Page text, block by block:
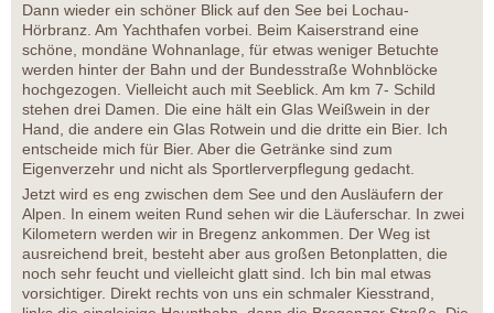
Dann wieder ein schöner Blick auf den See bei Lochau-
Hörbranz. Am Yachthafen vorbei. Beim Kaiserstrand eine
schöne, mondäne Wohnanlage, für etwas weniger Betuchte
werden hinter der Bahn und der Bundesstraße Wohnblöcke
hochgezogen. Vielleicht auch mit Seeblick. Am km 7- Schild
stehen drei Damen. Die eine hält ein Glas Weißwein in der
Hand, die andere ein Glas Rotwein und die dritte ein Bier. Ich
entscheide mich für Bier. Aber die Getränke sind zum
Eigenverzehr und nicht als Sportlerverpflegung gedacht.
Jetzt wird es eng zwischen dem See und den Ausläufern der
Alpen. In einem weiten Rund sehen wir die Läuferschar. In zwei
Kilometern werden wir in Bregenz ankommen. Der Weg ist
ausreichend breit, besteht aber aus großen Betonplatten, die
noch sehr feucht und vielleicht glatt sind. Ich bin mal etwas
vorsichtiger. Direkt rechts von uns ein schmaler Kiesstrand,